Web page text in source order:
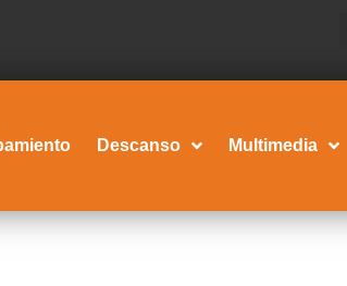
Descanso Multimedia